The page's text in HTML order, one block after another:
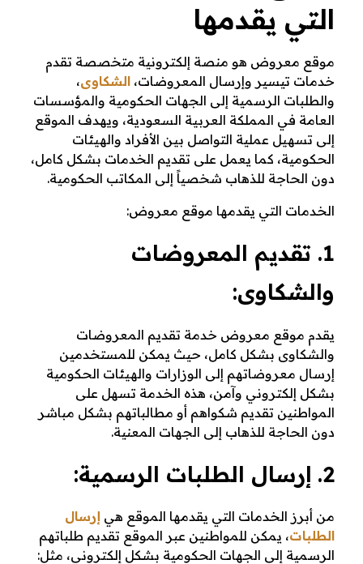
التي يقدمها
موقع معروض هو منصة إلكترونية متخصصة تقدم
خدمات تيسير وإرسال المعروضات، الشكاوى،
والطلبات الرسمية إلى الجهات الحكومية والمؤسسات
العامة في المملكة العربية السعودية، ويهدف الموقع
إلى تسهيل عملية التواصل بين الأفراد والهيئات
الحكومية، كما يعمل على تقديم الخدمات بشكل كامل،
دون الحاجة للذهاب شخصياً إلى المكاتب الحكومية.
الخدمات التي يقدمها موقع معروض:
1. تقديم المعروضات
والشكاوى:
يقدم موقع معروض خدمة تقديم المعروضات
والشكاوى بشكل كامل، حيث يمكن للمستخدمين
إرسال معروضاتهم إلى الوزارات والهيئات الحكومية
بشكل إلكتروني وآمن، هذه الخدمة تسهل على
المواطنين تقديم شكواهم أو مطالباتهم بشكل مباشر
دون الحاجة للذهاب إلى الجهات المعنية.
2. إرسال الطلبات الرسمية:
من أبرز الخدمات التي يقدمها الموقع هي إرسال
الطلبات، يمكن للمواطنين عبر الموقع تقديم طلباتهم
الرسمية إلى الجهات الحكومية بشكل إلكتروني، مثل: